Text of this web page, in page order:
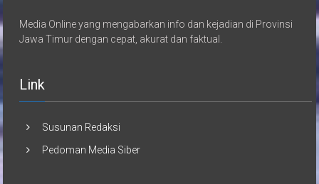
Media Online yang mengabarkan info dan kejadian di Provinsi
Jawa Timur dengan cepat, akurat dan faktual.
Link
Susunan Redaksi
Pedoman Media Siber